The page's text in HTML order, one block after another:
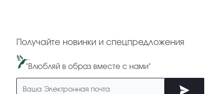
Получайте новинки и спецпредложения
"Влюбляй в образ вместе с нами"